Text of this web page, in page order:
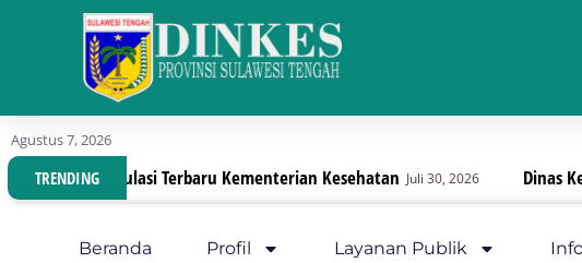
Agustus 7, 2026
TRENDINGKesehatan Juli 30, 2026 Dinas Kesehatan Sulteng Lanjutkan
Beranda Profil Layanan Publik